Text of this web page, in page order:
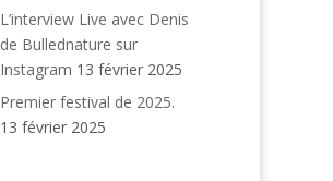
L’interview Live avec Denis
de Bullednature sur
Instagram 13 février 2025
Premier festival de 2025.
13 février 2025